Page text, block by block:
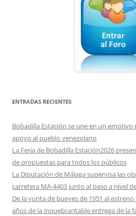
ENTRADAS RECIENTES
Bobadilla Estación se une en un
apoyo al pueblo venezolano
La Feria de Bobadilla Estación2026
de propuestas para todos los públicos
La Diputación de Málaga supervisa las
carretera MA-4403 junto al paso a nivel
De la yunta de bueyes de 1951 al
años de la inquebrantable entrega de la